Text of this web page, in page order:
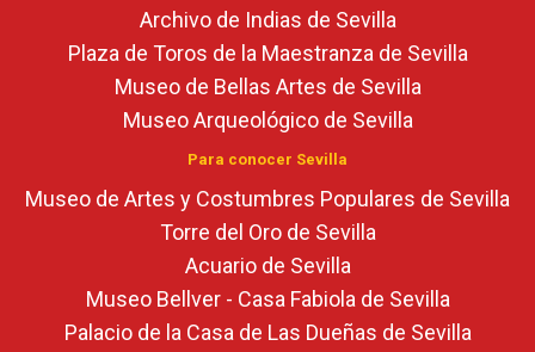
Archivo de Indias de Sevilla
Plaza de Toros de la Maestranza de Sevilla
Museo de Bellas Artes de Sevilla
Museo Arqueológico de Sevilla
Para conocer Sevilla
Museo de Artes y Costumbres Populares de Sevilla
Torre del Oro de Sevilla
Acuario de Sevilla
Museo Bellver - Casa Fabiola de Sevilla
Palacio de la Casa de Las Dueñas de Sevilla